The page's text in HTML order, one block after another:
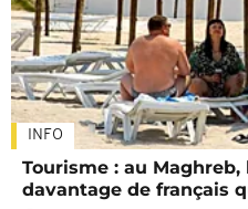
INFO
Tourisme : au
davantage de français